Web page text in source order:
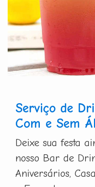
Serviço de
Com e Sem
Deixe sua festa
nosso Bar de
Aniversários,